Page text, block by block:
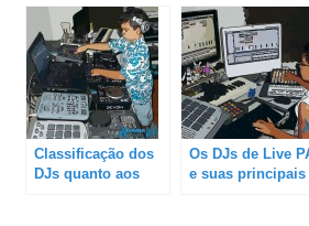
Classificação dos
DJs quanto aos
Os DJs de Live
e suas principais